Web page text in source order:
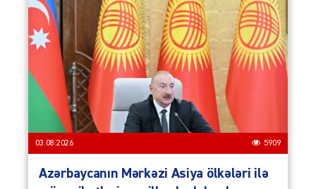
03.08.2026 5909
Azərbaycanın Mərkəzi Asiya ölkələri ilə